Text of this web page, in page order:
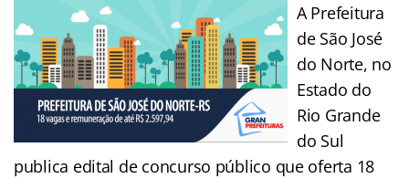
A Prefeitura
de São José
do Norte, no
Estado do
Rio Grande
do Sul
publica edital de concurso público que oferta 18